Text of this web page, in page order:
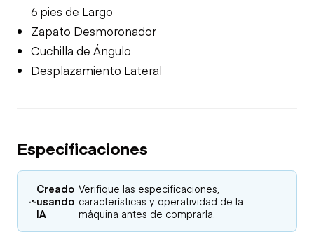
6 pies de Largo
Zapato Desmoronador
Cuchilla de Ángulo
Desplazamiento Lateral
Especificaciones
Creado
usando
IA
Verifique las especificaciones,
características y operatividad de la
máquina antes de comprarla.